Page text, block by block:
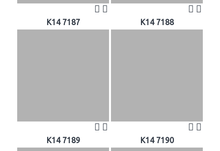
K14 7187 K14 7188
K14 7189 K14 7190